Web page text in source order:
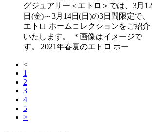
グジュアリー＜エトロ＞では、3月12
日(金)～3月14日(日)の3日間限定で、
エトロ ホームコレクションをご紹介
いたします。 ＊画像はイメージで
す。 2021年春夏のエトロ ホー
<
1
2
3
4
5
>